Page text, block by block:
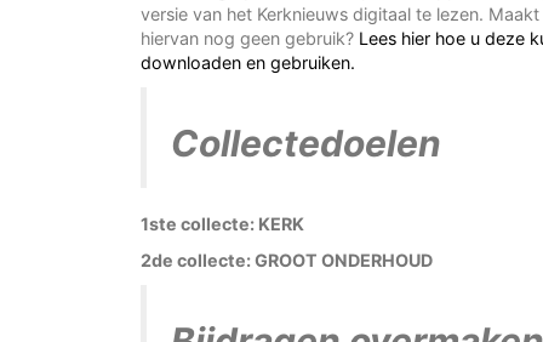
versie van het Kerknieuws digitaal te lezen. Maakt
hiervan nog geen gebruik? Lees hier hoe u deze
downloaden en gebruiken.
Collectedoelen
1ste collecte: KERK
2de collecte: GROOT ONDERHOUD